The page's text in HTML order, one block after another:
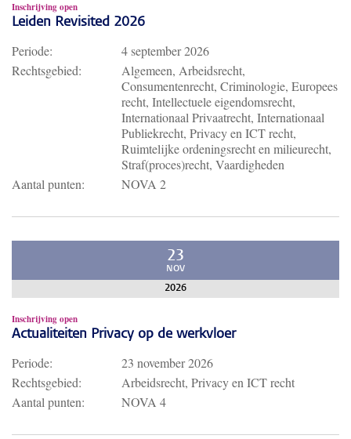
Inschrijving open
Leiden Revisited 2026
Periode:
4 september 2026
Rechtsgebied:
Algemeen, Arbeidsrecht,
Consumentenrecht, Criminologie, Europees
recht, Intellectuele eigendomsrecht,
Internationaal Privaatrecht, Internationaal
Publiekrecht, Privacy en ICT recht,
Ruimtelijke ordeningsrecht en milieurecht,
Straf(proces)recht, Vaardigheden
Aantal punten:
NOVA 2
23
NOV
2026
Inschrijving open
Actualiteiten Privacy op de werkvloer
Periode:
23 november 2026
Rechtsgebied:
Arbeidsrecht, Privacy en ICT recht
Aantal punten:
NOVA 4